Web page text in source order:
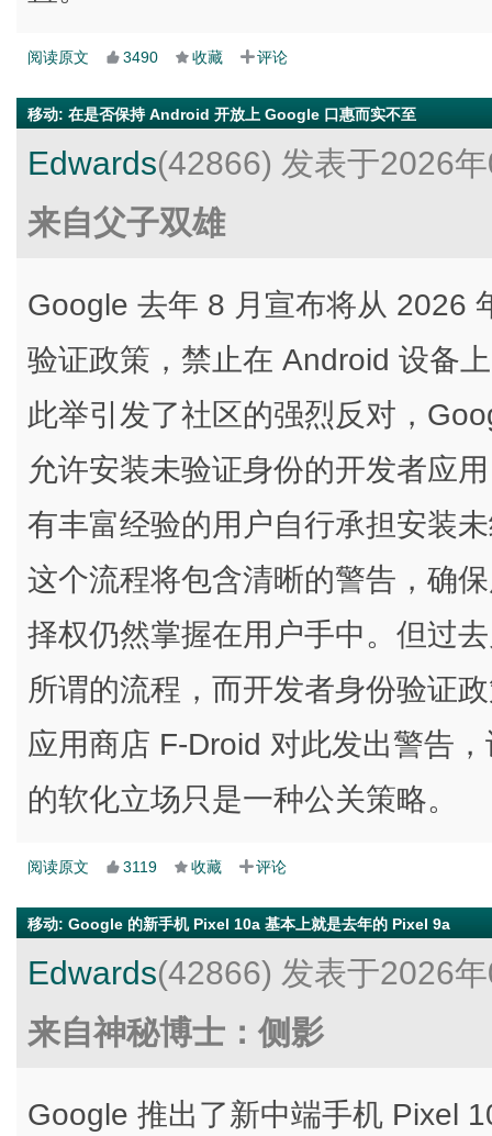
阅读原文 3490 收藏 评论
移动: 在是否保持 Android 开放上 Google 口惠而实不至
Edwards(42866) 发表于2026
来自父子双雄
Google 去年 8 月宣布将从 2026
验证政策，禁止在 Android 设备
此举引发了社区的强烈反对，
允许安装未验证身份的开发者应
有丰富经验的用户自行承担安装
这个流程将包含清晰的警告，确
择权仍然掌握在用户手中。但过
所谓的流程，而开发者身份验证
应用商店 F-Droid 对此发出警告
的软化立场只是一种公关策略。
阅读原文 3119 收藏 评论
移动: Google 的新手机 Pixel 10a 基本上就是去年的 Pixel 9a
Edwards(42866) 发表于2026
来自神秘博士：侧影
Google 推出了新中端手机 Pixel